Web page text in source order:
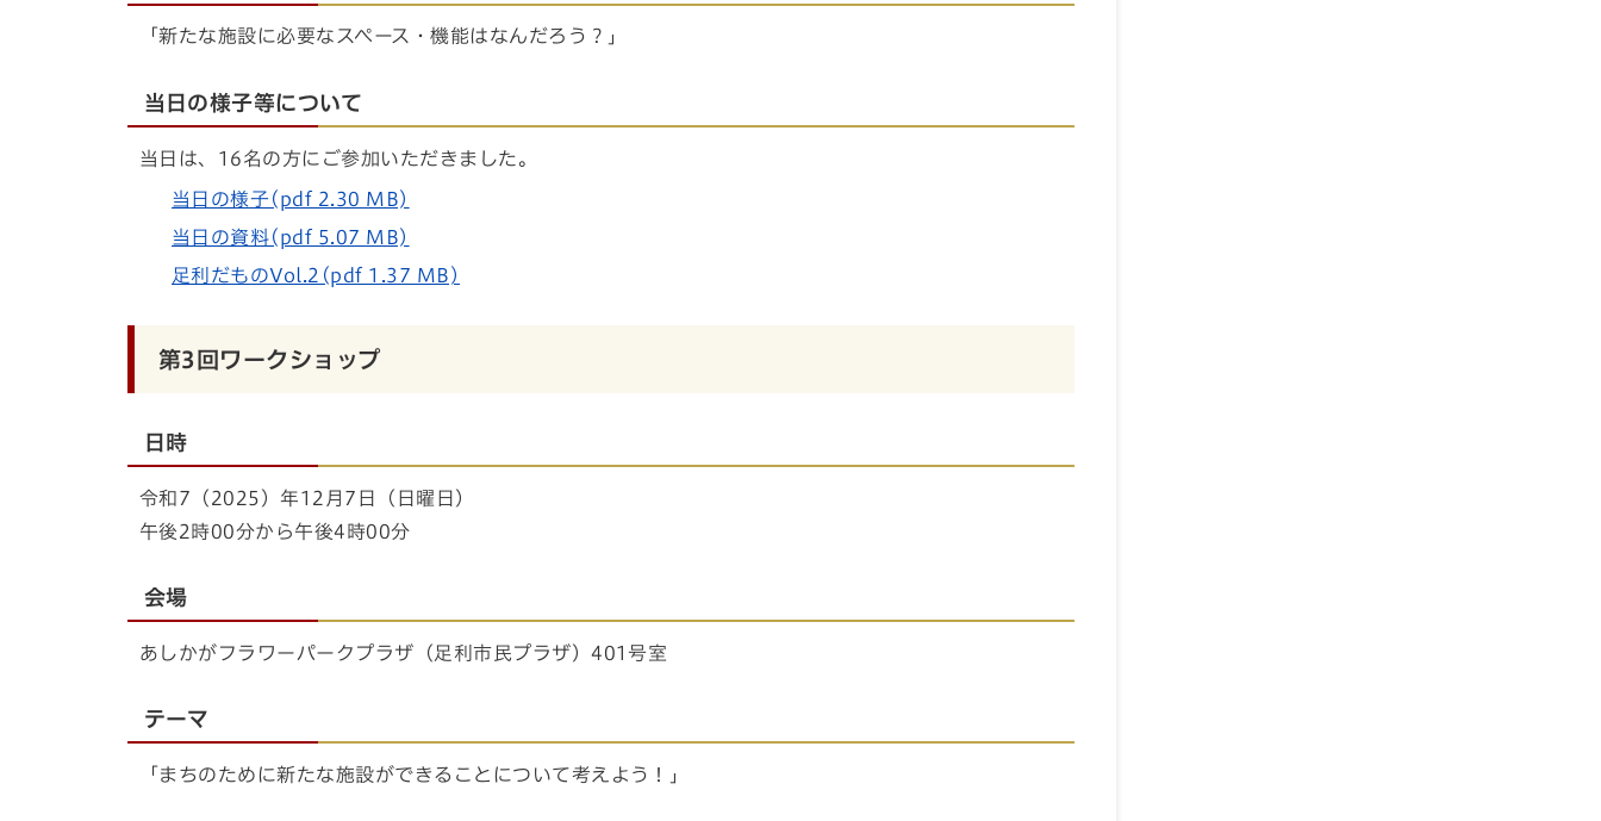
「新たな施設に必要なスペース・機能はなんだろう？」
当日の様子等について
当日は、16名の方にご参加いただきました。
当日の様子(pdf 2.30 MB)
当日の資料(pdf 5.07 MB)
足利だものVol.2(pdf 1.37 MB)
第3回ワークショップ
日時
令和7（2025）年12月7日（日曜日）
午後2時00分から午後4時00分
会場
あしかがフラワーパークプラザ（足利市民プラザ）401号室
テーマ
「まちのために新たな施設ができることについて考えよう！」